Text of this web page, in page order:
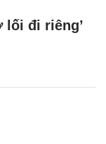
lối đi riêng’